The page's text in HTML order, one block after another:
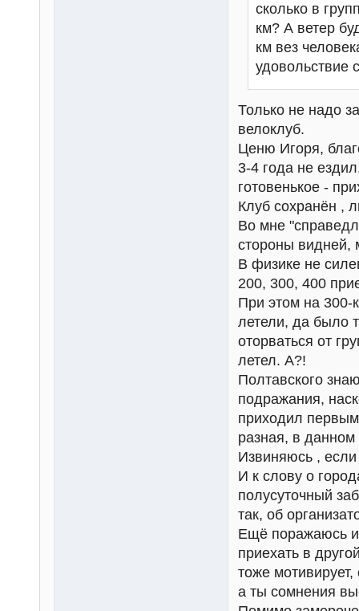
сколько в
км? А ветер
км вез
удовольствие
Только не надо
велоклуб.
Ценю Игоря,
3-4 года не
готовенькое -
Клуб сохранён ,
Во мне
стороны видней,
В физике не
200, 300, 400
При этом на 300-
летели, да было
оторваться от
летел. А?!
Полтавского
подражания,
приходил
разная, в
Извиняюсь ,
И к слову о
полусуточный
так, об
Ещё поражаюсь
приехать в
тоже
а ты сомнения